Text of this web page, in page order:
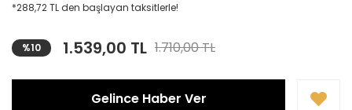
*288,72 TL den başlayan taksitlerle!
%10 1.539,00 TL 1.710,00 TL
Gelince Haber Ver